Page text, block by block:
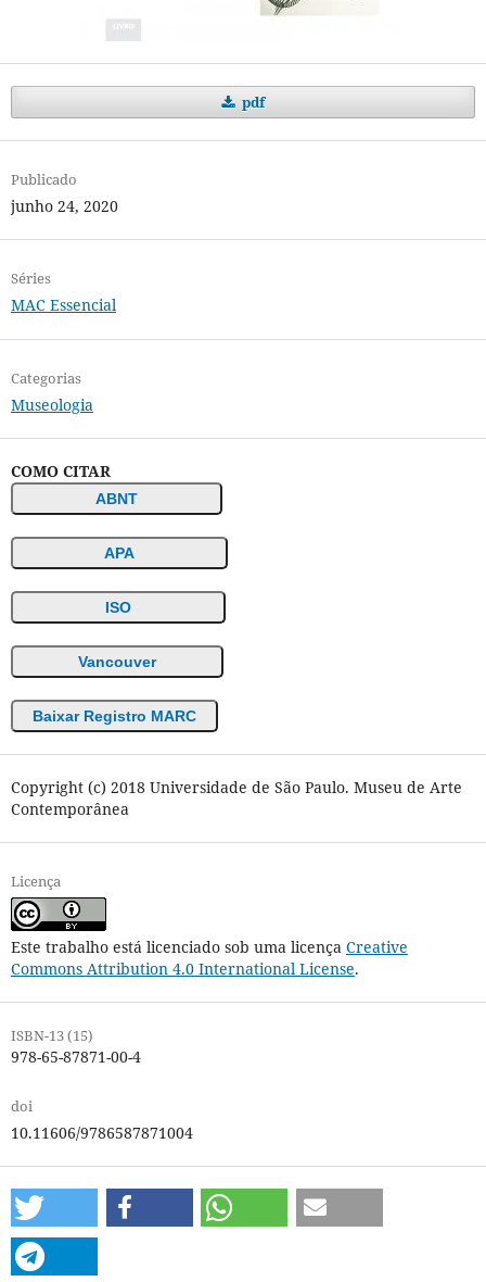
pdf
Publicado
junho 24, 2020
Séries
MAC Essencial
Categorias
Museologia
COMO CITAR
ABNT
APA
ISO
Vancouver
Baixar Registro MARC
Copyright (c) 2018 Universidade de São Paulo. Museu de Arte
Contemporânea
Licença
Este trabalho está licenciado sob uma licença Creative
Commons Attribution 4.0 International License.
ISBN-13 (15)
978-65-87871-00-4
doi
10.11606/9786587871004